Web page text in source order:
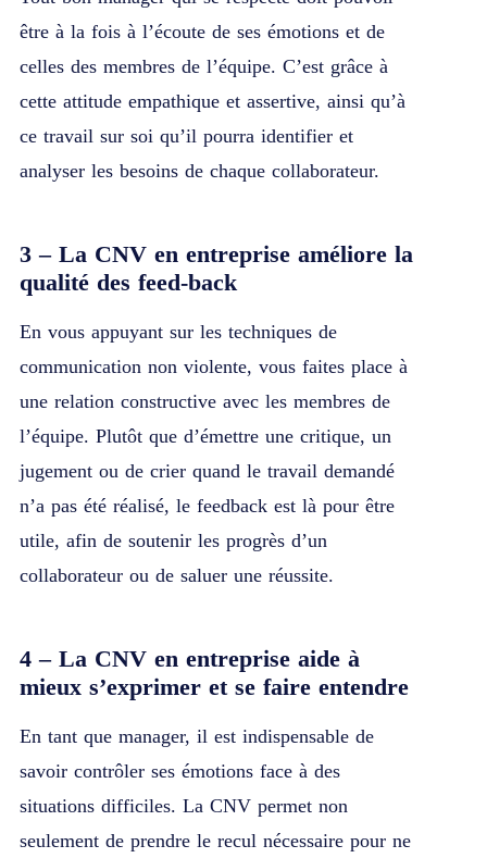
être à la fois à l’écoute de ses émotions et de
celles des membres de l’équipe. C’est grâce à
cette attitude empathique et assertive, ainsi qu’à
ce travail sur soi qu’il pourra identifier et
analyser les besoins de chaque collaborateur.
3 – La CNV en entreprise améliore la
qualité des feed-back
En vous appuyant sur les techniques de
communication non violente, vous faites place à
une relation constructive avec les membres de
l’équipe. Plutôt que d’émettre une critique, un
jugement ou de crier quand le travail demandé
n’a pas été réalisé, le feedback est là pour être
utile, afin de soutenir les progrès d’un
collaborateur ou de saluer une réussite.
4 – La CNV en entreprise aide à
mieux s’exprimer et se faire entendre
En tant que manager, il est indispensable de
savoir contrôler ses émotions face à des
situations difficiles. La CNV permet non
seulement de prendre le recul nécessaire pour ne